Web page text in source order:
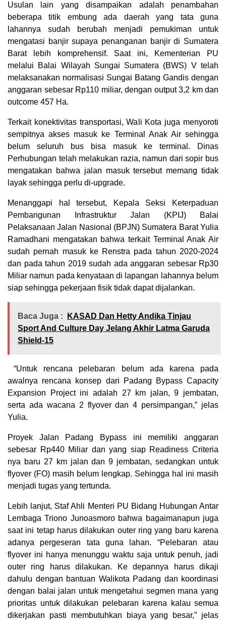
Usulan lain yang disampaikan adalah penambahan
beberapa titik embung ada daerah yang tata guna
lahannya sudah berubah menjadi pemukiman untuk
mengatasi banjir supaya penanganan banjir di Sumatera
Barat lebih komprehensif. Saat ini, Kementerian PU
melalui Balai Wilayah Sungai Sumatera (BWS) V telah
melaksanakan normalisasi Sungai Batang Gandis dengan
anggaran sebesar Rp110 miliar, dengan output 3,2 km dan
outcome 457 Ha.
Terkait konektivitas transportasi, Wali Kota juga menyoroti
sempitnya akses masuk ke Terminal Anak Air sehingga
belum seluruh bus bisa masuk ke terminal. Dinas
Perhubungan telah melakukan razia, namun dari sopir bus
mengatakan bahwa jalan masuk tersebut memang tidak
layak sehingga perlu di-upgrade.
Menanggapi hal tersebut, Kepala Seksi Keterpaduan
Pembangunan Infrastruktur Jalan (KPIJ) Balai
Pelaksanaan Jalan Nasional (BPJN) Sumatera Barat Yulia
Ramadhani mengatakan bahwa terkait Terminal Anak Air
sudah pernah masuk ke Renstra pada tahun 2020-2024
dan pada tahun 2019 sudah ada anggaran sebesar Rp30
Miliar namun pada kenyataan di lapangan lahannya belum
siap sehingga pekerjaan fisik tidak dapat dijalankan.
Baca Juga :
KASAD Dan Hetty Andika Tinjau
Sport And Culture Day Jelang Akhir Latma Garuda
Shield-15
“Untuk rencana pelebaran belum ada karena pada
awalnya rencana konsep dari Padang Bypass Capacity
Expansion Project ini adalah 27 km jalan, 9 jembatan,
serta ada wacana 2 flyover dan 4 persimpangan,” jelas
Yulia.
Proyek Jalan Padang Bypass ini memiliki anggaran
sebesar Rp440 Miliar dan yang siap Readiness Criteria
nya baru 27 km jalan dan 9 jembatan, sedangkan untuk
flyover (FO) masih belum lengkap. Sehingga hal ini masih
menjadi tugas yang tertunda.
Lebih lanjut, Staf Ahli Menteri PU Bidang Hubungan Antar
Lembaga Triono Junoasmoro bahwa bagaimanapun juga
saat ini tetap harus dilakukan outer ring yang baru karena
adanya pergeseran tata guna lahan. “Pelebaran atau
flyover ini hanya menunggu waktu saja untuk penuh, jadi
outer ring harus dilakukan. Ke depannya harus dikaji
dahulu dengan bantuan Walikota Padang dan koordinasi
dengan balai jalan untuk mengetahui segmen mana yang
prioritas untuk dilakukan pelebaran karena kalau semua
dikerjakan pasti membutuhkan biaya yang besar,” jelas